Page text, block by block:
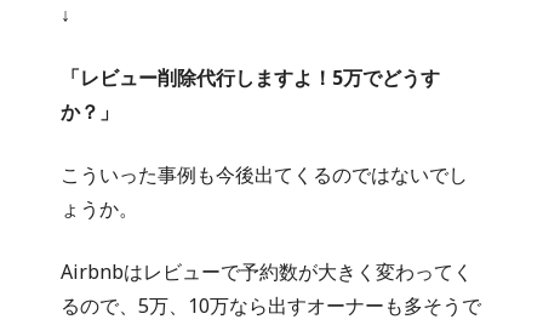
↓
「レビュー削除代行しますよ！5万でどうす
か？」
こういった事例も今後出てくるのではないでし
ょうか。
Airbnbはレビューで予約数が大きく変わってく
るので、5万、10万なら出すオーナーも多そうで